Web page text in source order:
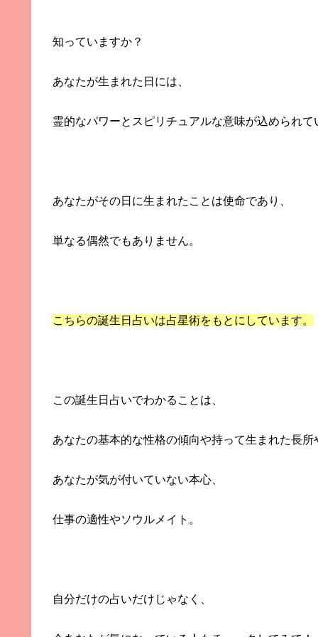
知っていますか？
あなたが生まれた日には、
霊的なパワーとスピリチュアルな意味が込められて
あなたがその日に生まれたことは使命であり、
単なる偶然でもありません。
こちらの誕生日占いは占星術をもとにしています。
この誕生日占いでわかることは、
あなたの基本的な性格の傾向や持って生まれた長所
あなたが気が付いていない本心、
仕事の適性やソウルメイト。
自分だけの占いだけじゃなく、